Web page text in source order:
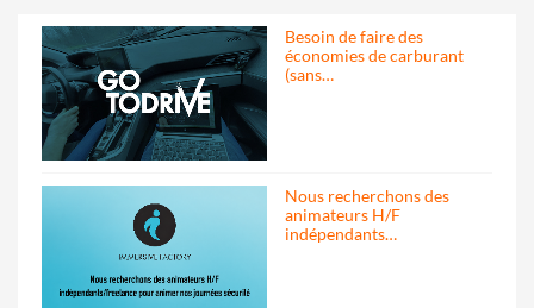
Besoin de faire des
économies de carburant
(sans…
Nous recherchons des
animateurs H/F
indépendants…